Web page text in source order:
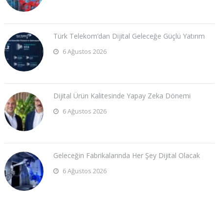
Türk Telekom’dan Dijital Geleceğe Güçlü Yatırım
6 Ağustos 2026
Dijital Ürün Kalitesinde Yapay Zeka Dönemi
6 Ağustos 2026
Geleceğin Fabrikalarında Her Şey Dijital Olacak
6 Ağustos 2026